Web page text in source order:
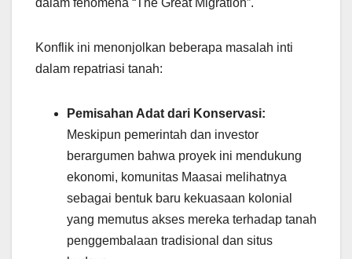
Konflik ini menonjolkan beberapa masalah inti
dalam repatriasi tanah:
Pemisahan Adat dari Konservasi:
Meskipun pemerintah dan investor
berargumen bahwa proyek ini mendukung
ekonomi, komunitas Maasai melihatnya
sebagai bentuk baru kekuasaan kolonial
yang memutus akses mereka terhadap tanah
penggembalaan tradisional dan situs